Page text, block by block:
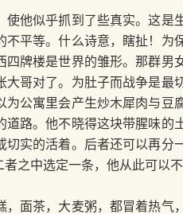
似乎抓到了些真实。这是生
平等。什么诗意，瞎扯！为
牌楼是世界的雏形。那群男
哥对了。为肚子而战争是最
公寓里会产生炒木犀肉与豆
路。他不晓得这块带腥味的
实的活着。后者还可以再分
之中选定一条，他从此可以不
茶，大麦粥，都冒着热气，